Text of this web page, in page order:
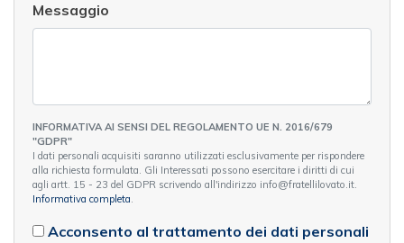
Messaggio
INFORMATIVA AI SENSI DEL REGOLAMENTO UE N. 2016/679
"GDPR"
I dati personali acquisiti saranno utilizzati esclusivamente per rispondere
alla richiesta formulata. Gli Interessati possono esercitare i diritti di cui
agli artt. 15 - 23 del GDPR scrivendo all'indirizzo info@fratellilovato.it.
Informativa completa.
Acconsento al trattamento dei dati personali